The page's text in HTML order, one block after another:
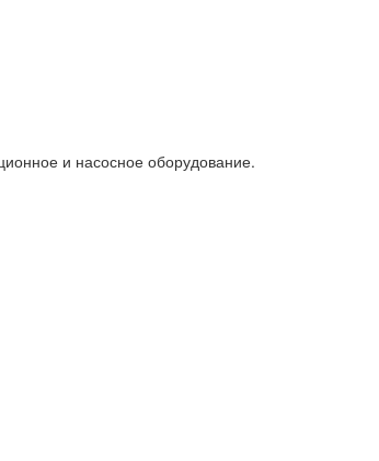
и насосное оборудование.